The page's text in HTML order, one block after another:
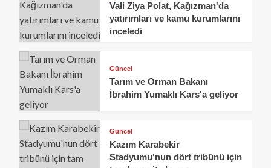
Vali Ziya Polat, Kağızman'da
yatırımları ve kamu kurumlarını
inceledi
Güncel
Tarım ve Orman Bakanı
İbrahim Yumaklı Kars'a geliyor
Güncel
Kazım Karabekir
Stadyumu'nun dört tribünü için